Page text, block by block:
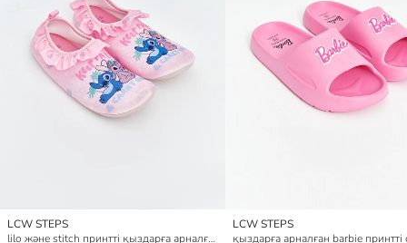
LCW STEPS
lilo және stitch принтті қыздарға арналған суға түсуге арналған аяқ киім
LCW STEPS